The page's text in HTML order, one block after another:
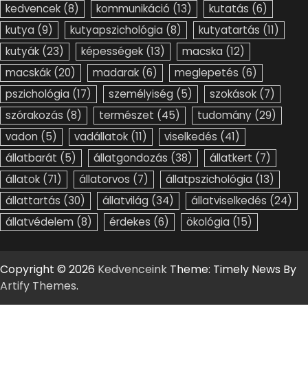
kedvencek (8) kommunikáció (13) kutatás (6)
kutya (9) kutyapszichológia (8) kutyatartás (11)
kutyák (23) képességek (13) macska (12)
macskák (20) madarak (6) meglepetés (6)
pszichológia (17) személyiség (5) szokások (7)
szórakozás (8) természet (45) tudomány (29)
vadon (5) vadállatok (11) viselkedés (41)
állatbarát (5) állatgondozás (38) állatkert (7)
állatok (71) állatorvos (7) állatpszichológia (13)
állattartás (30) állatvilág (34) állatviselkedés (24)
állatvédelem (8) érdekes (6) ökológia (15)
Copyright © 2026 Kedvenceink Theme: Timely News By
Artify Themes.